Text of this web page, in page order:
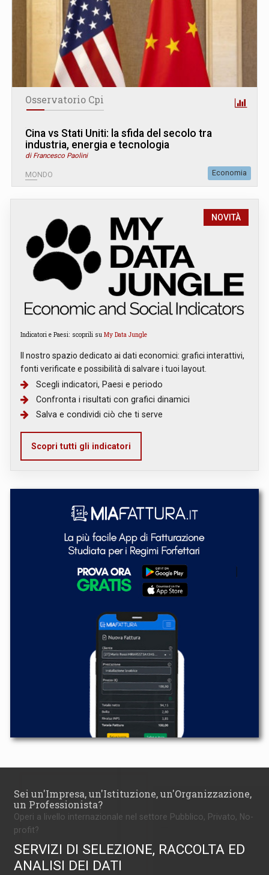
Osservatorio Cpi
Cina vs Stati Uniti: la sfida del secolo tra
industria, energia e tecnologia
di Francesco Paolini
MONDO Economia
NOVITÀ
Indicatori e Paesi: scoprili su My Data Jungle
Il nostro spazio dedicato ai dati economici: grafici interattivi,
fonti verificate e possibilità di salvare i tuoi layout.
Scegli indicatori, Paesi e periodo
Confronta i risultati con grafici dinamici
Salva e condividi ciò che ti serve
Scopri tutti gli indicatori
Sei un'Impresa, un'Istituzione, un'Organizzazione,
un Professionista?
Operi a livello internazionale nel settore Pubblico, Privato, No-
profit?
SERVIZI DI SELEZIONE, RACCOLTA ED
ANALISI DEI DATI